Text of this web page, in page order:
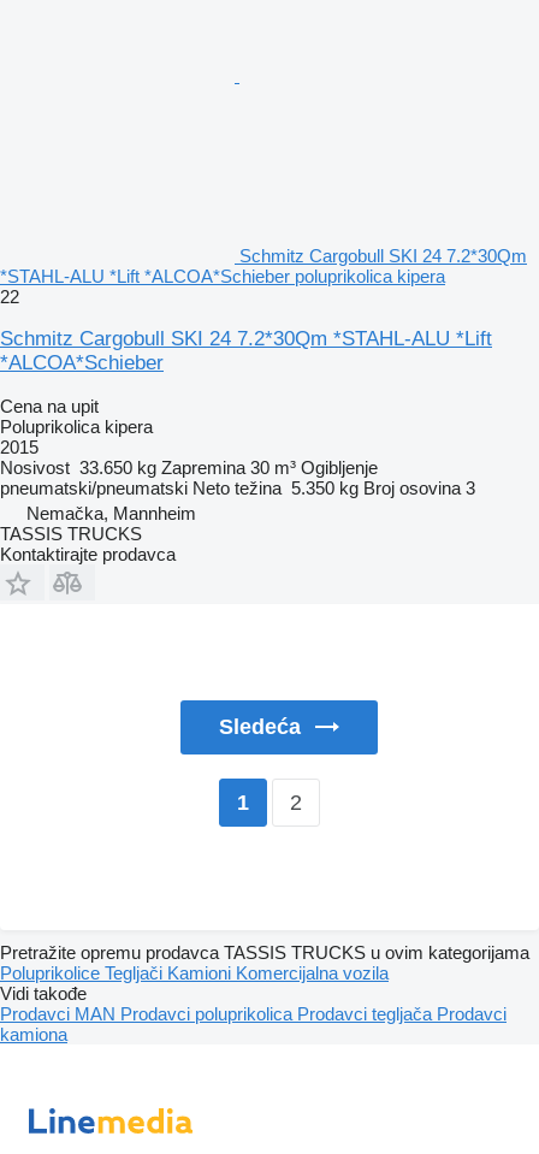
Schmitz Cargobull SKI 24 7.2*30Qm
*STAHL-ALU *Lift *ALCOA*Schieber poluprikolica kipera
22
Schmitz Cargobull SKI 24 7.2*30Qm *STAHL-ALU *Lift
*ALCOA*Schieber
Cena na upit
Poluprikolica kipera
2015
Nosivost 33.650 kg Zapremina 30 m³ Ogibljenje
pneumatski/pneumatski Neto težina 5.350 kg Broj osovina 3
Nemačka, Mannheim
TASSIS TRUCKS
Kontaktirajte prodavca
Sledeća
1 2
Pretražite opremu prodavca TASSIS TRUCKS u ovim kategorijama
Poluprikolice Tegljači Kamioni Komercijalna vozila
Vidi takođe
Prodavci MAN Prodavci poluprikolica Prodavci tegljača Prodavci
kamiona